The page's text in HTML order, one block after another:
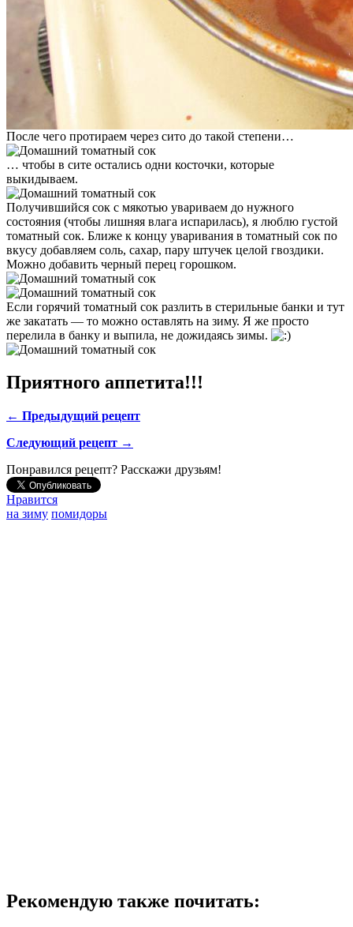
После чего протираем через сито до такой степени…
… чтобы в сите остались одни косточки, которые
выкидываем.
Получившийся сок с мякотью увариваем до нужного
состояния (чтобы лишняя влага испарилась), я люблю густой
томатный сок. Ближе к концу уваривания в томатный сок по
вкусу добавляем соль, сахар, пару штучек целой гвоздики.
Можно добавить черный перец горошком.
Если горячий томатный сок разлить в стерильные банки и тут
же закатать — то можно оставлять на зиму. Я же просто
перелила в банку и выпила, не дожидаясь зимы.
Приятного аппетита!!!
← Предыдущий рецепт
Следующий рецепт →
Понравился рецепт? Расскажи друзьям!
Нравится
на зиму помидоры
Рекомендую также почитать: